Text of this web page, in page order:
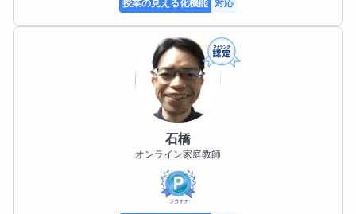
授業の見える化機能 対応
石橋
オンライン家庭教師